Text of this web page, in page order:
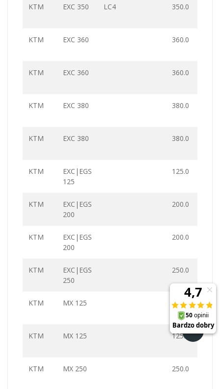
KTM EXC 350 LC4 350.0
KTM EXC 360 360.0
KTM EXC 360 360.0
KTM EXC 380 380.0
KTM EXC 380 380.0
KTM
EXC|EGS
125
125.0
KTM
EXC|EGS
200
200.0
KTM
EXC|EGS
200
200.0
KTM
EXC|EGS
250
250.0
KTM MX 125 125.0
KTM MX 125 125.0
KTM MX 250 250.0